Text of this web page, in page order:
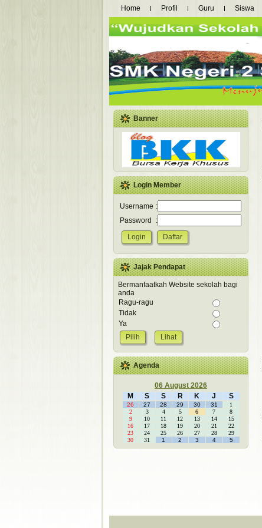
Home Profil Guru Siswa
Banner
Login Member
Username :
Password
:
Jajak Pendapat
Bermanfaatkah Website sekolah bagi
anda
Ragu-ragu
Tidak
Ya
Lihat
Agenda
06 August 2026
M
S S R K J S
26 27 28 29 30 31
1
2
3 4 5 6 7
8
9
10 11 12 13 14
15
16
17 18 19 20 21
22
23
24 25 26 27 28
29
30
31 1 2 3 4 5